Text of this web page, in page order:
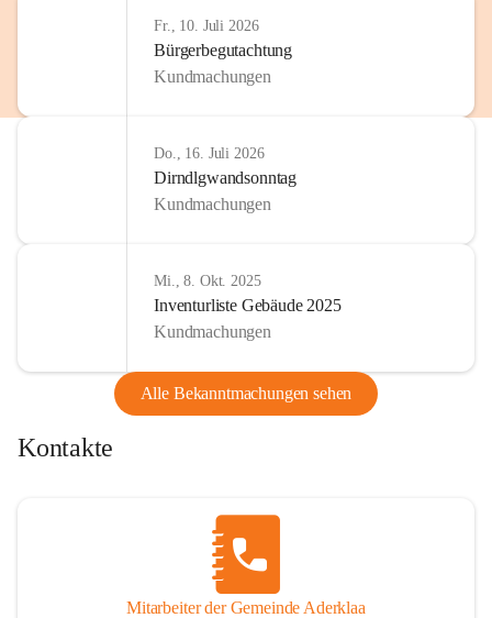
Fr., 10. Juli 2026
Bürgerbegutachtung
Kundmachungen
Do., 16. Juli 2026
Dirndlgwandsonntag
Kundmachungen
Mi., 8. Okt. 2025
Inventurliste Gebäude 2025
Kundmachungen
Alle Bekanntmachungen sehen
Kontakte
Mitarbeiter der Gemeinde Aderklaa